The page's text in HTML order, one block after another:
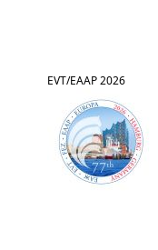
EVT/EAAP 2026